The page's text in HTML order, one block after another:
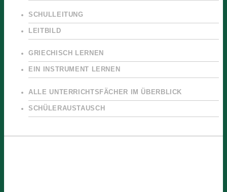
SCHULLEITUNG
LEITBILD
GRIECHISCH LERNEN
EIN INSTRUMENT LERNEN
ALLE UNTERRICHTSFÄCHER IM ÜBERBLICK
SCHÜLERAUSTAUSCH